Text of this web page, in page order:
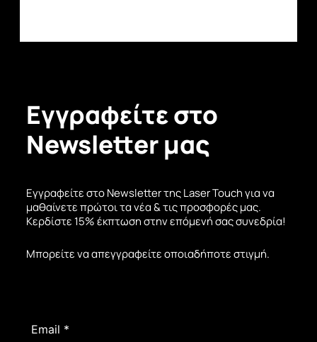
Εγγραφείτε στο
Newsletter μας
Εγγραφείτε στο Newsletter της Laser Touch για να
μαθαίνετε πρώτοι τα νέα & τις προσφορές μας.
Κερδίστε 15% έκπτωση στην επόμενή σας συνεδρία!
Μπορείτε να απεγγραφείτε οποιαδήποτε στιγμή.